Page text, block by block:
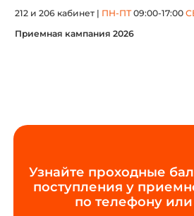
212 и 206 кабинет | ПН-ПТ09:00-17:00
Приемная кампания 2026
Узнайте проходные
поступления у
по телефону или